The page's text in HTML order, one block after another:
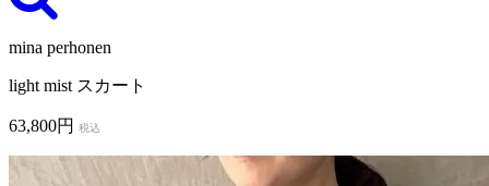
mina perhonen
light mist スカート
63,800円 税込